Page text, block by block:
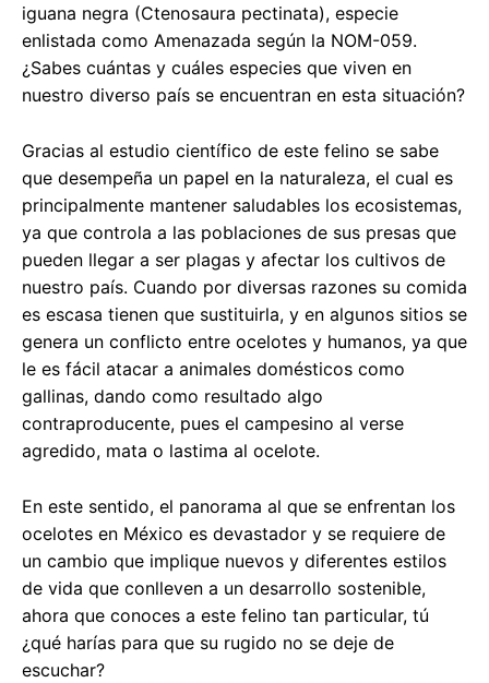
iguana negra (Ctenosaura pectinata), especie
enlistada como Amenazada según la NOM-059.
¿Sabes cuántas y cuáles especies que viven en
nuestro diverso país se encuentran en esta situación?
Gracias al estudio científico de este felino se sabe
que desempeña un papel en la naturaleza, el cual es
principalmente mantener saludables los ecosistemas,
ya que controla a las poblaciones de sus presas que
pueden llegar a ser plagas y afectar los cultivos de
nuestro país. Cuando por diversas razones su comida
es escasa tienen que sustituirla, y en algunos sitios se
genera un conflicto entre ocelotes y humanos, ya que
le es fácil atacar a animales domésticos como
gallinas, dando como resultado algo
contraproducente, pues el campesino al verse
agredido, mata o lastima al ocelote.
En este sentido, el panorama al que se enfrentan los
ocelotes en México es devastador y se requiere de
un cambio que implique nuevos y diferentes estilos
de vida que conlleven a un desarrollo sostenible,
ahora que conoces a este felino tan particular, tú
¿qué harías para que su rugido no se deje de
escuchar?